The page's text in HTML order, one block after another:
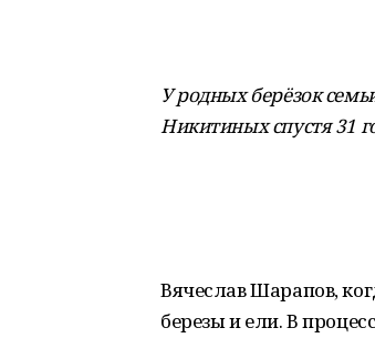
У родных берёзок
Никитиных спустя 31
Вячеслав Шарапов,
березы и ели. В